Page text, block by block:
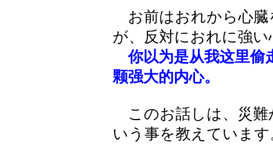
お前はおれから心臓
が、反対におれに強
你以为是从我这里偷
颗强大的内心。
このお話しは、災難
いう事を教えています